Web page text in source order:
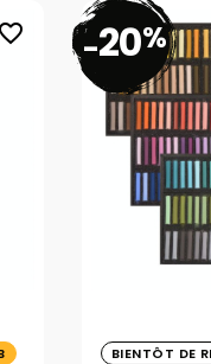
favorite_border -20%
BIENTÔT DE